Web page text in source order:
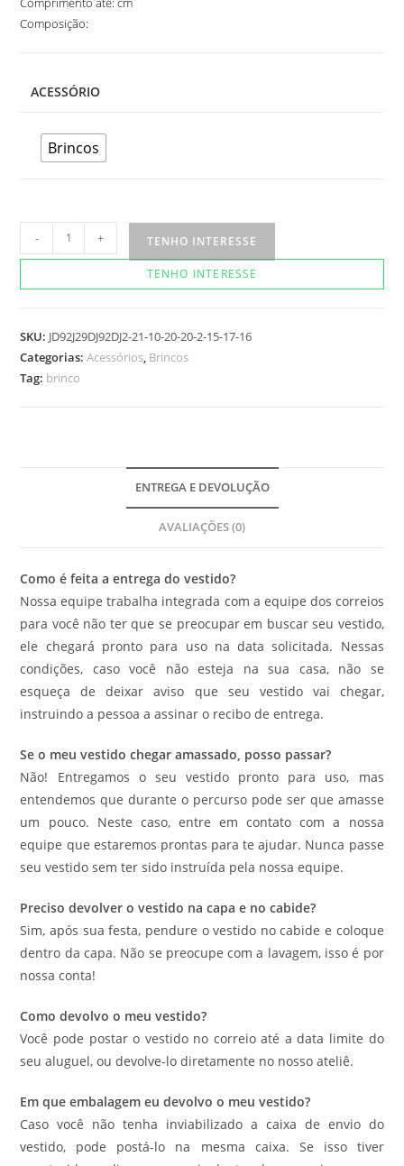
Composição:
ACESSÓRIO
Brincos
Brina
- + TENHO INTERESSE
TENHO INTERESSE
SKU: JD92J29DJ92DJ2-21-10-20-20-2-15-17-16
Categorias:Acessórios, Brincos
Tag: brinco
ENTREGA E DEVOLUÇÃO
AVALIAÇÕES (0)
Como é feita a entrega do vestido?
Nossa equipe trabalha integrada com a equipe dos correios
para você não ter que se preocupar em buscar seu vestido,
ele chegará pronto para uso na data solicitada. Nessas
condições, caso você não esteja na sua casa, não se
esqueça de deixar aviso que seu vestido vai chegar,
instruindo a pessoa a assinar o recibo de entrega.
Se o meu vestido chegar amassado, posso passar?
Não! Entregamos o seu vestido pronto para uso, mas
entendemos que durante o percurso pode ser que amasse
um pouco. Neste caso, entre em contato com a nossa
equipe que estaremos prontas para te ajudar. Nunca passe
seu vestido sem ter sido instruída pela nossa equipe.
Preciso devolver o vestido na capa e no cabide?
Sim, após sua festa, pendure o vestido no cabide e coloque
dentro da capa. Não se preocupe com a lavagem, isso é por
nossa conta!
Como devolvo o meu vestido?
Você pode postar o vestido no correio até a data limite do
seu aluguel, ou devolve-lo diretamente no nosso ateliê.
Em que embalagem eu devolvo o meu vestido?
Caso você não tenha inviabilizado a caixa de envio do
vestido, pode postá-lo na mesma caixa. Se isso tiver